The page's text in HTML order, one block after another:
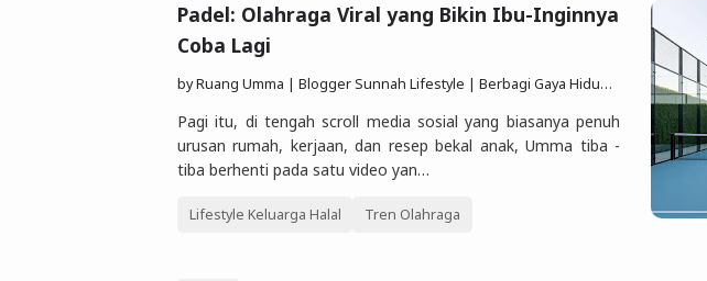
Padel: Olahraga Viral yang Bikin Ibu-Inginnya
Coba Lagi
byRuang Umma | Blogger Sunnah Lifestyle | Berbagi Gaya Hidup Sesuai Quran Sunnah
Pagi itu, di tengah scroll media sosial yang biasanya penuh
urusan rumah, kerjaan, dan resep bekal anak, Umma tiba -
tiba berhenti pada satu video yan…
Lifestyle Keluarga Halal Tren Olahraga